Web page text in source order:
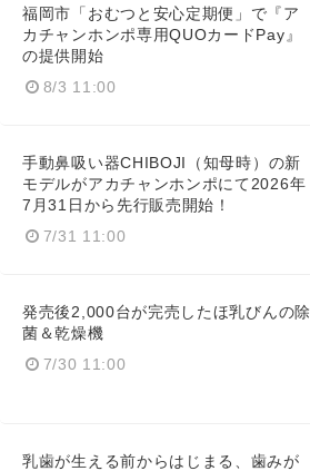
福岡市「おむつと安心定期便」で『ア
カチャンホンポ専用QUOカードPay』
の提供開始
8/3 11:00
手動鼻吸い器CHIBOJI（知母時）の新
モデルがアカチャンホンポにて2026年
7月31日から先行販売開始！
7/31 11:00
発売後2,000台が完売したほ乳びんの除
菌＆乾燥機
7/30 11:00
乳歯が生える前からはじまる、歯みが